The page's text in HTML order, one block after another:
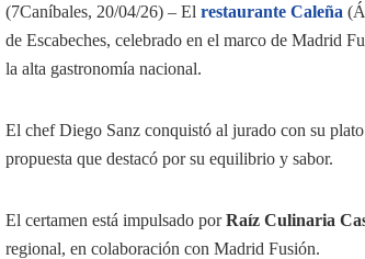
(7Caníbales, 20/04/26) – Elrestaurante Caleña
de Escabeches, celebrado en el marco de Madrid
la alta gastronomía nacional.
El chef Diego Sanz conquistó al jurado con su
propuesta que destacó por su equilibrio y sabor.
El certamen está impulsado porRaíz Culinaria
regional, en colaboración con Madrid Fusión.